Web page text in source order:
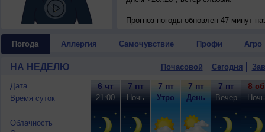
Прогноз погоды обновлен 47 минут
Погода Аллергия Самочувствие Профи Агро
НА НЕДЕЛЮ Почасовой Сегодня
Дата
Время суток
Облачность
6 чт
21:00
7 пт
Ночь
7 пт
Утро
7 пт
День
7 пт
Вечер
8 сб
Ночь